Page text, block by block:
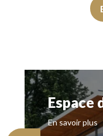
Espace
En savoir plus